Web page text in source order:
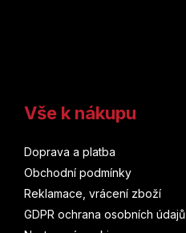
Vše k nákupu
Doprava a platba
Obchodní podmínky
Reklamace, vrácení zboží
GDPR ochrana osobních údajů